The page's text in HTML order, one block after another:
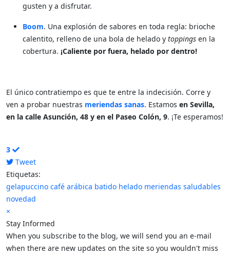
gusten y a disfrutar.
Boom. Una explosión de sabores en toda regla: brioche
calentito, relleno de una bola de helado y toppings en la
cobertura. ¡Caliente por fuera, helado por dentro!
El único contratiempo es que te entre la indecisión. Corre y
ven a probar nuestras meriendas sanas. Estamos en Sevilla,
en la calle Asunción, 48 y en el Paseo Colón, 9. ¡Te esperamos!
3
Tweet
pinterest
Etiquetas:
gelapuccino café arábica batido helado meriendas saludables
novedad
×
Stay Informed
When you subscribe to the blog, we will send you an e-mail
when there are new updates on the site so you wouldn't miss